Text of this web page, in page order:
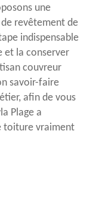
une
revêtement de
indispensable
et la conserver
couvreur
savoir-faire
afin de vous
Plage a
toiture vraiment